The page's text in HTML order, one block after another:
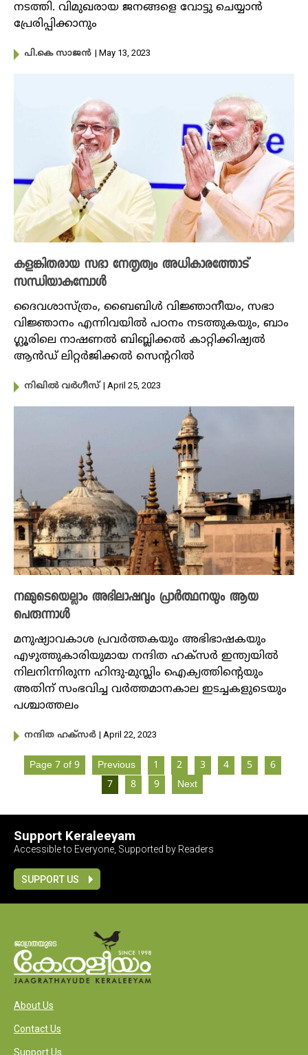
നടത്തി. വിമുഖരായ ജനങ്ങളെ വോട്ടു ചെയ്യാൻ
പ്രേരിപ്പിക്കാനും
പി.കെ സാജൻ | May 13, 2023
കളങ്കിതരായ സഭാ നേതൃത്വം അധികാരത്തോട്
സന്ധിയാകുമ്പോൾ
ദൈവശാസ്‌ത്രം, ബൈബിൾ വിജ്ഞാനീയം, സഭാ
വിജ്ഞാനം എന്നിവയിൽ ​പഠനം നടത്തുകയും, ബാം​
ഗ്ലൂരിലെ നാഷണൽ ബിബ്ലിക്കൽ കാറ്റിക്കിഷ്യൽ
ആൻഡ് ലിറ്റർജിക്കൽ സെന്ററിൽ
നിഖില്‍ വര്‍ഗീസ്‌ | April 25, 2023
നമ്മുടെയെല്ലാം അഭിലാഷവും പ്രാർത്ഥനയും ആയ
പെരുന്നാൾ
മനുഷ്യാവകാശ പ്രവർത്തകയും അഭിഭാഷകയും
എഴുത്തുകാരിയുമായ നന്ദിത ഹക്സർ ഇന്ത്യയിൽ
നിലനിന്നിരുന്ന ഹിന്ദു-മുസ്ലിം ഐക്യത്തിന്റെയും
അതിന് സംഭവിച്ച വർത്തമാനകാല ഇടച്ചകളുടെയും
പശ്ചാത്തലം
നന്ദിത ഹക്സർ | April 22, 2023
Page 7 of 9 Previous 1 2 3 4 5
6
7
8 9 Next
Support Keraleeyam
Accessible to Everyone, Supported by Readers
SUPPORT US
About Us
Contact Us
Support Us